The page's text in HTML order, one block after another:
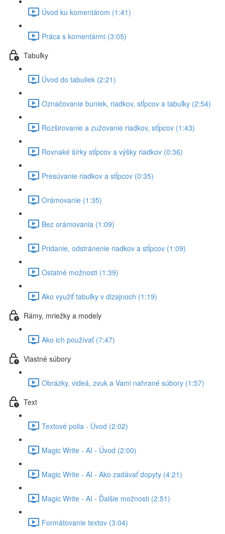
Úvod ku komentárom (1:41)
Práca s komentármi (3:05)
Tabuľky
Úvod do tabuliek (2:21)
Označovanie buniek, riadkov, stĺpcov a tabuľky (2:54)
Rozširovanie a zužovanie riadkov, stĺpcov (1:43)
Rovnaké šírky stĺpcov a výšky riadkov (0:36)
Presúvanie riadkov a stĺpcov (0:35)
Orámovanie (1:35)
Bez orámovania (1:09)
Pridanie, odstránenie riadkov a stĺpcov (1:09)
Ostatné možnosti (1:39)
Ako využiť tabuľky v dizajnoch (1:19)
Rámy, mriežky a modely
Ako ich používať (7:47)
Vlastné súbory
Obrázky, videá, zvuk a Vami nahrané súbory (1:57)
Text
Textové polia - Úvod (2:02)
Magic Write - AI - Úvod (2:00)
Magic Write - AI - Ako zadávať dopyty (4:21)
Magic Write - AI - Ďalšie možnosti (2:51)
Formátovanie textov (3:04)